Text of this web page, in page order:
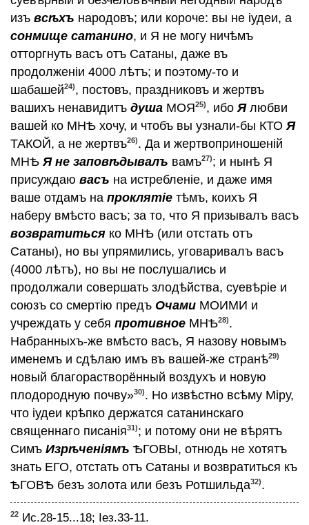
изъ всѣхъ народовъ; или короче: вы не iудеи, а
сонмище сатанино, и Я не могу ничѣмъ
отторгнуть васъ отъ Сатаны, даже въ
продолженiи 4000 лѣтъ; и поэтому-то и
шабашей24), постовъ, праздниковъ и жертвъ
вашихъ ненавидитъ душа МОЯ25), ибоЯлюбви
вашей ко МНѢ хочу, и чтобъ вы узнали-бы КТОЯ
ТАКОЙ, а не жертвъ26). Да и жертвоприношенiй
МНѢЯ не заповѣдывалъ вамъ27); и нынѣ Я
присуждаю васъ на истребленiе, и даже имя
ваше отдамъ на проклятiе тѣмъ, коихъ Я
наберу вмѣсто васъ; за то, что Я призывалъ васъ
возвратиться ко МНѢ (или отстать отъ
Сатаны), но вы упрямились, уговаривалъ васъ
(4000 лѣтъ), но вы не послушались и
продолжали совершать злодѣйства, суевѣрiе и
союзъ со смертiю предъ Очами МОИМИ и
учреждать у себя противное МНѢ28).
Набранныхъ-же вмѣсто васъ, Я назову новымъ
именемъ и сдѣлаю имъ въ вашей-же странѣ29)
новый благорастворённый воздухъ и новую
плодородную почву»30). Но извѣстно всѣму Мiру,
что iудеи крѣпко держатся сатанинскаго
священнаго писанiя31); и потому они не вѣрятъ
Симъ Изрѣченiямъ ѢГОВЫ, отнюдь не хотятъ
знать ЕГО, отстать отъ Сатаны и возвратиться къ
ѢГОВѢ безъ золота или безъ Ротшильда32).
22 Ис.28-15...18; Iез.33-11.